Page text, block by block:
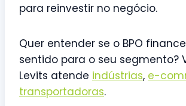
para reinvestir no negócio.
Quer entender se o BPO
sentido para o seu segmento?
Levits atende indústrias, e-
transportadoras.